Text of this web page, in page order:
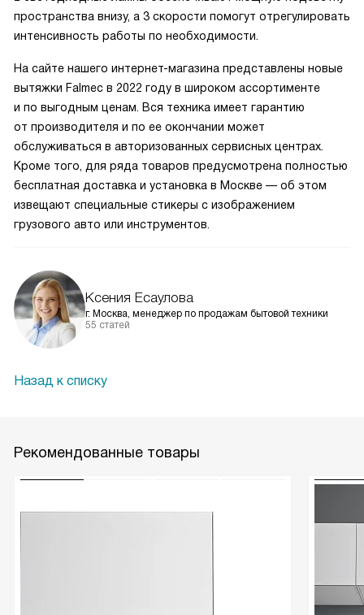
пространства внизу, а 3 скорости помогут отрегулировать
интенсивность работы по необходимости.
На сайте нашего интернет-магазина представлены новые
вытяжки Falmec в 2022 году в широком ассортименте
и по выгодным ценам. Вся техника имеет гарантию
от производителя и по ее окончании может
обслуживаться в авторизованных сервисных центрах.
Кроме того, для ряда товаров предусмотрена полностью
бесплатная доставка и установка в Москве — об этом
извещают специальные стикеры с изображением
грузового авто или инструментов.
Ксения Есаулова
г. Москва, менеджер по продажам бытовой техники
55 статей
Назад к списку
Рекомендованные товары